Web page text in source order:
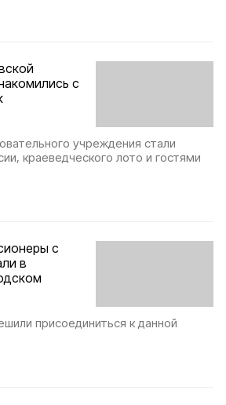
с
учреждения стали
краеведческого лото и гостями
с
в
присоединиться к данной